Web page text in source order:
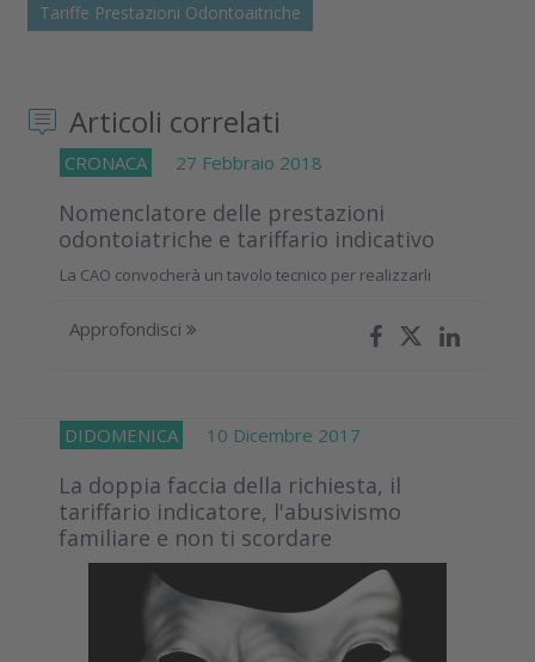
Tariffe Prestazioni Odontoaitriche
Articoli correlati
CRONACA 27 Febbraio 2018
Nomenclatore delle prestazioni
odontoiatriche e tariffario indicativo
La CAO convocherà un tavolo tecnico per realizzarli
Approfondisci
DIDOMENICA 10 Dicembre 2017
La doppia faccia della richiesta, il
tariffario indicatore, l'abusivismo
familiare e non ti scordare